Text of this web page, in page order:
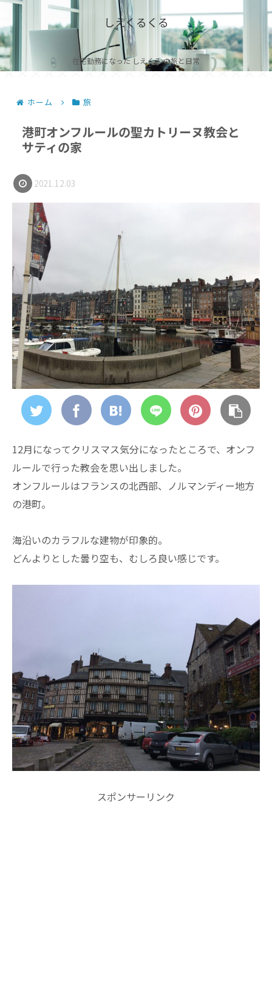
しえくるくる
在宅勤務になった しえくる の旅と日常
ホーム 旅
港町オンフルールの聖カトリーヌ教会と
サティの家
2021.12.03
12月になってクリスマス気分になったところで、オンフ
ルールで行った教会を思い出しました。
オンフルールはフランスの北西部、ノルマンディー地方
の港町。
海沿いのカラフルな建物が印象的。
どんよりとした曇り空も、むしろ良い感じです。
スポンサーリンク